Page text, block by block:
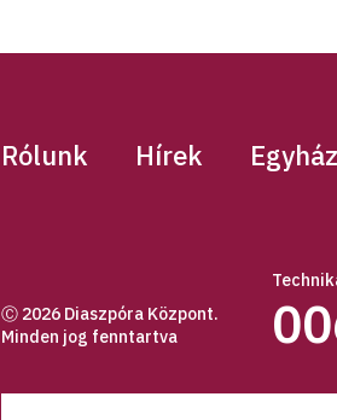
Rólunk Hírek
Ⓒ 2026 Diaszpóra Központ.
Minden jog fenntartva